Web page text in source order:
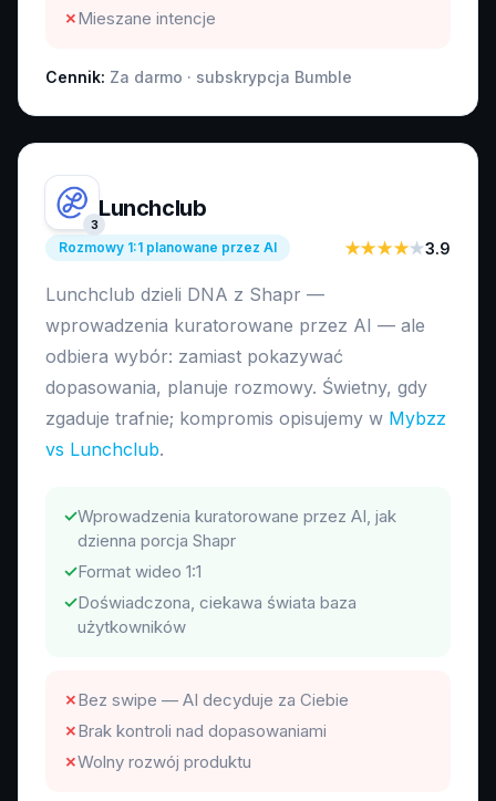
✗Mieszane intencje
Cennik: Za darmo · subskrypcja Bumble
3
Lunchclub
Rozmowy 1:1 planowane przez AI ★★★★★3.9
Lunchclub dzieli DNA z Shapr —
wprowadzenia kuratorowane przez AI — ale
odbiera wybór: zamiast pokazywać
dopasowania, planuje rozmowy. Świetny, gdy
zgaduje trafnie; kompromis opisujemy w Mybzz
vs Lunchclub.
✓Wprowadzenia kuratorowane przez AI, jak
dzienna porcja Shapr
✓Format wideo 1:1
✓Doświadczona, ciekawa świata baza
użytkowników
✗Bez swipe — AI decyduje za Ciebie
✗Brak kontroli nad dopasowaniami
✗Wolny rozwój produktu